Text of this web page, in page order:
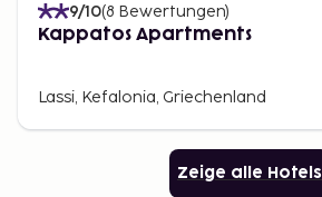
9/10(8 Bewertungen)
Kappatos Apartments
Lassi, Kefalonia, Griechenland
Zeige alle Hotels